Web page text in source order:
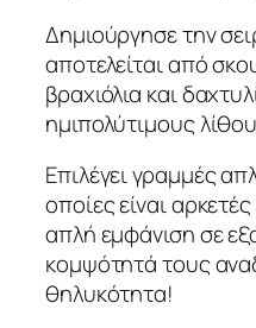
Δημιούργησε την
αποτελείται από
βραχιόλια και
ημιπολύτιμους
Επιλέγει γραμμές
οποίες είναι
απλή εμφάνιση σε
κομψότητά τους
θηλυκότητα!